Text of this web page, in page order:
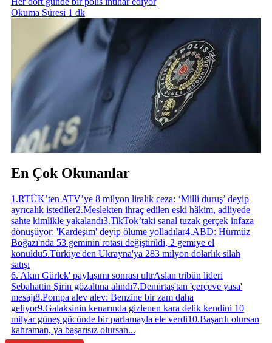
Okuma Süresi 1 dk
En Çok Okunanlar
1 .RTÜK’ten ATV’ye 8 milyon liralık ceza: ‘Milli duruş’ deyip
ayrıcalık istediler2.Meslekten ihraç edilen eski hâkim, adliyede
sahte kimlikle yakalandı3.TikTok’taki sanal tuzak gerçek infaza
dönüşüyor: 'Kardeşim' deyip ölüme yolladılar4.ABD: Hürmüz
Boğazı'nda 53 geminin rotası değiştirildi, 2 gemiye el
konuldu5.Türkiye'den Ukrayna'ya 283 milyon dolarlık silah
satışı
6.'Akın Gürlek' paylaşımı sonrası ultrAslan tribün lideri
Sebahattin Şirin gözaltına alındı7.Demirtaş'tan 'çerçeve yasa'
mesajı8.Pompa alev alev: Benzine bir zam daha
geliyor9.Galaksinin kenarında gizlenen kara delik kendini 10
milyar güneş gücünde bir parlamayla ele verdi10.Başarılı olursan
kahraman, ya başarısız olursan...